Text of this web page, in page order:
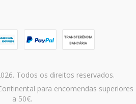
Todos os direitos reservados.
para encomendas superiores
a 50€.